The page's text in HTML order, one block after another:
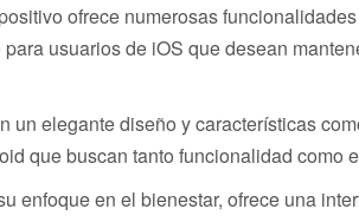
ofrece numerosas
usuarios de iOS que desean
un elegante diseño y características
que buscan tanto funcionalidad como
enfoque en el bienestar, ofrece una